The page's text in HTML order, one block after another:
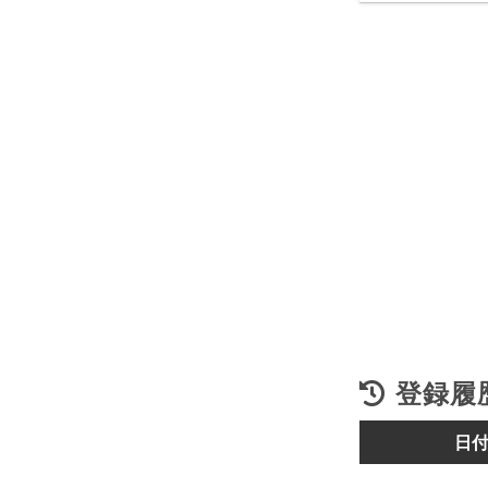
登録履
日付